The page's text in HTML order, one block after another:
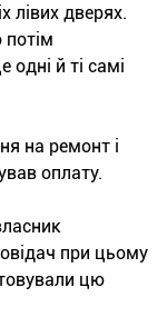
лівих дверях.
й ті самі
на ремонт і
оплату.
при цьому
цю